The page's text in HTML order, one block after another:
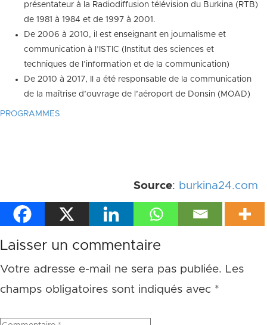
présentateur à la Radiodiffusion télévision du Burkina (RTB)
de 1981 à 1984 et de 1997 à 2001.
De 2006 à 2010, il est enseignant en journalisme et
communication à l’ISTIC (Institut des sciences et
techniques de l’information et de la communication)
De 2010 à 2017, Il a été responsable de la communication
de la maîtrise d’ouvrage de l’aéroport de Donsin (MOAD)
PROGRAMMES
Source: burkina24.com
Laisser un commentaire
Votre adresse e-mail ne sera pas publiée. Les
champs obligatoires sont indiqués avec *